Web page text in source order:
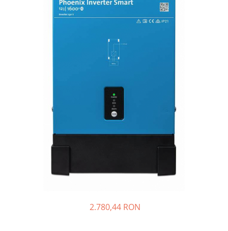
Sisteme de management (BMS)
Redresoare auto, moto, barci si
2.780,44 RON